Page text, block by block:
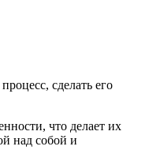
сделать его
что делает их
над собой и